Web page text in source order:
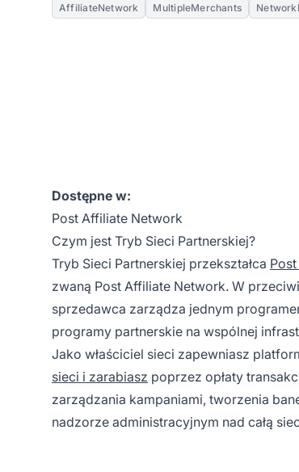
AffiliateNetwork MultipleMerchants
Dostępne w:
Post Affiliate Network
Czym jest Tryb Sieci Partnerskiej?
Tryb Sieci Partnerskiej przekształca
zwaną Post Affiliate Network. W
sprzedawca zarządza jednym
programy partnerskie na wspólnej
Jako właściciel sieci zapewniasz
sieci i zarabiasz poprzez opłaty
zarządzania kampaniami, tworzenia
nadzorze administracyjnym nad całą